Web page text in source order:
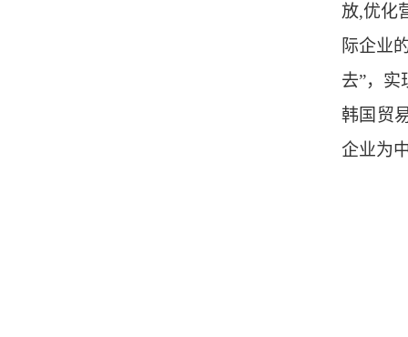
放,优化
际企业
去”，实
韩国贸
企业为